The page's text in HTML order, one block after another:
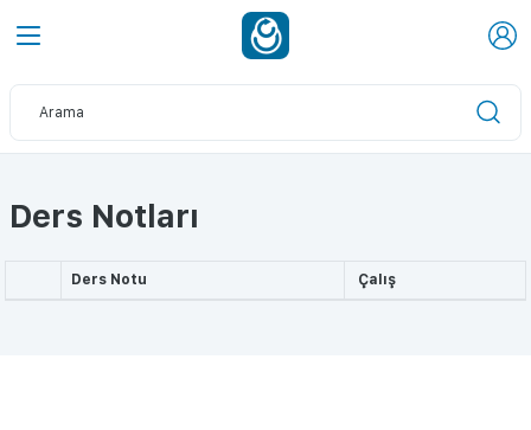
Ders Notları
Ders Notu Çalış